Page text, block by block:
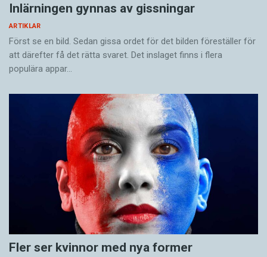
Inlärningen gynnas av gissningar
ARTIKLAR
Först se en bild. Sedan gissa ordet för det bilden föreställer för
att därefter få det rätta svaret. Det inslaget finns i flera
populära appar…
Fler ser kvinnor med nya former